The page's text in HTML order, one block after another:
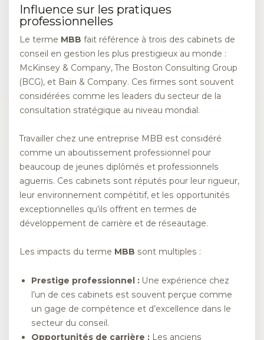
Influence sur les pratiques
professionnelles
Le terme MBB fait référence à trois des cabinets de
conseil en gestion les plus prestigieux au monde :
McKinsey & Company, The Boston Consulting Group
(BCG), et Bain & Company. Ces firmes sont souvent
considérées comme les leaders du secteur de la
consultation stratégique au niveau mondial.
Travailler chez une entreprise MBB est considéré
comme un aboutissement professionnel pour
beaucoup de jeunes diplômés et professionnels
aguerris. Ces cabinets sont réputés pour leur rigueur,
leur environnement compétitif, et les opportunités
exceptionnelles qu’ils offrent en termes de
développement de carrière et de réseautage.
Les impacts du terme MBB sont multiples :
Prestige professionnel : Une expérience chez
l’un de ces cabinets est souvent perçue comme
un gage de compétence et d’excellence dans le
secteur du conseil.
Opportunités de carrière : Les anciens